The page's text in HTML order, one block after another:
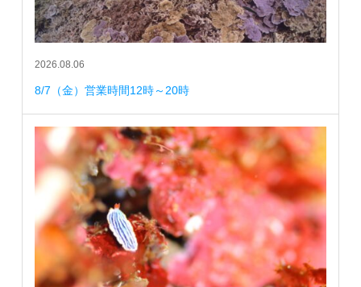
2026.08.06
8/7（金）営業時間12時～20時